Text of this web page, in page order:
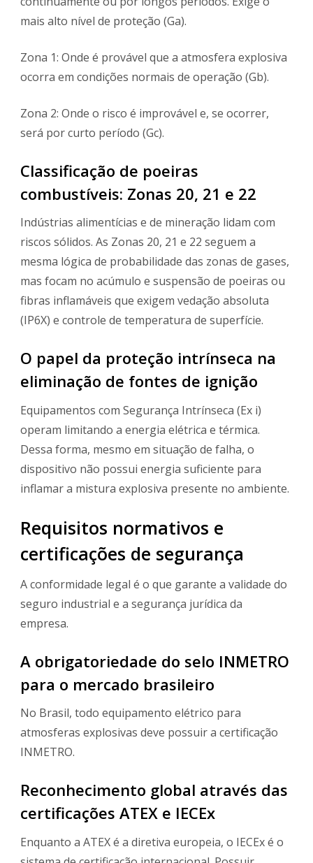
mais alto nível de proteção (Ga).
Zona 1: Onde é provável que a atmosfera explosiva
ocorra em condições normais de operação (Gb).
Zona 2: Onde o risco é improvável e, se ocorrer,
será por curto período (Gc).
Classificação de poeiras
combustíveis: Zonas 20, 21 e 22
Indústrias alimentícias e de mineração lidam com
riscos sólidos. As Zonas 20, 21 e 22 seguem a
mesma lógica de probabilidade das zonas de gases,
mas focam no acúmulo e suspensão de poeiras ou
fibras inflamáveis que exigem vedação absoluta
(IP6X) e controle de temperatura de superfície.
O papel da proteção intrínseca na
eliminação de fontes de ignição
Equipamentos com Segurança Intrínseca (Ex i)
operam limitando a energia elétrica e térmica.
Dessa forma, mesmo em situação de falha, o
dispositivo não possui energia suficiente para
inflamar a mistura explosiva presente no ambiente.
Requisitos normativos e
certificações de segurança
A conformidade legal é o que garante a validade do
seguro industrial e a segurança jurídica da
empresa.
A obrigatoriedade do selo INMETRO
para o mercado brasileiro
No Brasil, todo equipamento elétrico para
atmosferas explosivas deve possuir a certificação
INMETRO.
Reconhecimento global através das
certificações ATEX e IECEx
Enquanto a ATEX é a diretiva europeia, o IECEx é o